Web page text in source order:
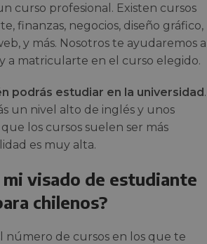
curso profesional. Existen cursos
finanzas, negocios, diseño gráfico,
y más. Nosotros te ayudaremos a
a matricularte en el curso elegido.
podrás estudiar en la universidad.
un nivel alto de inglés y unos
los cursos suelen ser más
es muy alta.
mi visado de estudiante
chilenos?
número de cursos en los que te